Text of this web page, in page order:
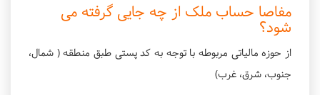
مفاصا حساب ملک از چه جایی گرفته می
شود؟
از حوزه مالیاتی مربوطه با توجه به کد پستی طبق منطقه ( شمال،
جنوب، شرق، غرب)